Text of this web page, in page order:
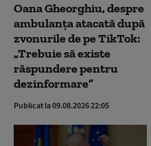
Oana Gheorghiu, despre
ambulanța atacată după
zvonurile de pe TikTok:
„Trebuie să existe
răspundere pentru
dezinformare”
Publicat la 09.08.2026 22:05